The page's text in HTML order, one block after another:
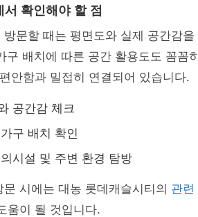
서 확인해야 할 점
방문할 때는 평면도와 실제 공간감
구 배치에 따른 공간 활용도도 꼼꼼
안함과 밀접히 연결되어 있습니다.
공간감 체크
구 배치 확인
시설 및 주변 환경 탐방
문 시에는 대농 롯데캐슬시티의 관련
움이 될 것입니다.